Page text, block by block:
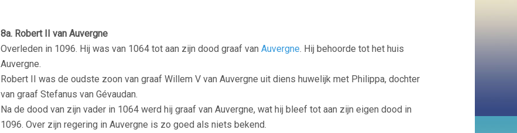
8a. Robert II van Auvergne
Overleden in 1096. Hij was van 1064 tot aan zijn dood graaf van Auvergne. Hij behoorde tot het huis
Auvergne.
Robert II was de oudste zoon van graaf Willem V van Auvergne uit diens huwelijk met Philippa, dochter
van graaf Stefanus van Gévaudan.
Na de dood van zijn vader in 1064 werd hij graaf van Auvergne, wat hij bleef tot aan zijn eigen dood in
1096. Over zijn regering in Auvergne is zo goed als niets bekend.